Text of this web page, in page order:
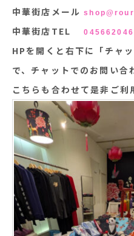
中華街店メール
中華街店TEL
HPを開くと右下に「チャ
で、チャットでのお問い合
こちらも合わせて是非ご利